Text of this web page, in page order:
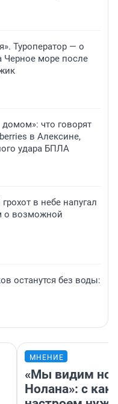
Туроператор — о
Черное море после
что говорят
в Алексине,
удара БПЛА
в небе напугал
о возможной
останутся без воды:
МНЕНИЕ
«Мы видим
Нолана»: с